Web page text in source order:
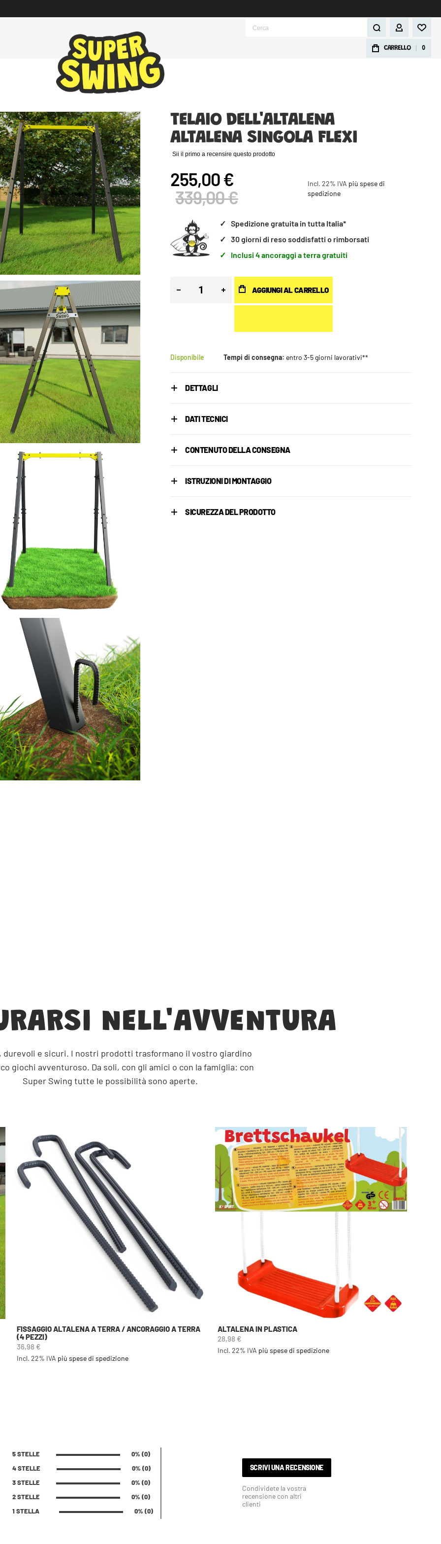
Cerca
IL MIO
CARRELLO 0
TELAIO DELL'ALTALENA
ALTALENA SINGOLA FLEXI
Sii il primo a recensire questo prodotto
255,00 €
339,00 €
Incl. 22% IVA più spese di
spedizione
✓
Spedizione gratuita in tutta Italia*
✓
30 giorni di reso soddisfatti o rimborsati
✓
Inclusi 4 ancoraggi a terra gratuiti
AGGIUNGI AL CARRELLO
Tempi di consegna: entro 3-5 giorni lavorativi**
Disponibile
DETTAGLI
DATI TECNICI
CONTENUTO DELLA CONSEGNA
ISTRUZIONI DI MONTAGGIO
SICUREZZA DEL PRODOTTO
NELL'AVVENTURA
durevoli e sicuri. I nostri prodotti trasformano il vostro giardino
giochi avventuroso. Da soli, con gli amici o con la famiglia: con
Super Swing tutte le possibilità sono aperte.
FISSAGGIO ALTALENA A TERRA / ANCORAGGIO A TERRA
(4 PEZZI)
36,98 €
Incl. 22% IVA più spese di spedizione
ALTALENA IN PLASTICA
28,98 €
Incl. 22% IVA più spese di spedizione
5 STELLE
0% (0)
4 STELLE
0% (0)
3 STELLE
0% (0)
2 STELLE
0% (0)
1 STELLA
0% (0)
SCRIVI UNA RECENSIONE
Condividete la vostra
recensione con altri
clienti